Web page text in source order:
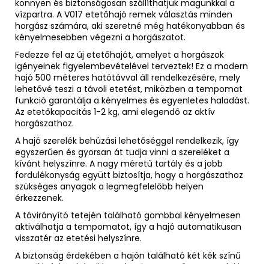
könnyen és biztonságosan szállíthatjuk magunkkal a
vízpartra. A V017 etetőhajó remek választás minden
horgász számára, aki szeretné még hatékonyabban és
kényelmesebben végezni a horgászatot.
Fedezze fel az új etetőhajót, amelyet a horgászok
igényeinek figyelembevételével terveztek! Ez a modern
hajó 500 méteres hatótávval áll rendelkezésére, mely
lehetővé teszi a távoli etetést, miközben a tempomat
funkció garantálja a kényelmes és egyenletes haladást.
Az etetőkapacitás 1-2 kg, ami elegendő az aktív
horgászathoz.
A hajó szerelék behúzási lehetőséggel rendelkezik, így
egyszerűen és gyorsan át tudja vinni a szereléket a
kívánt helyszínre. A nagy méretű tartály és a jobb
fordulékonyság együtt biztosítja, hogy a horgászathoz
szükséges anyagok a legmegfelelőbb helyen
érkezzenek.
A távirányító tetején található gombbal kényelmesen
aktiválhatja a tempomatot, így a hajó automatikusan
visszatér az etetési helyszínre.
A biztonság érdekében a hajón található két kék színű